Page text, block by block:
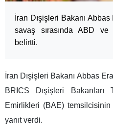
İran Dışişleri Bakanı
savaş sırasında ABD ve
belirtti.
İran Dışişleri Bakanı Abbas
BRICS Dışişleri Bakanları
Emirlikleri (BAE) temsilcisinin
yanıt verdi.